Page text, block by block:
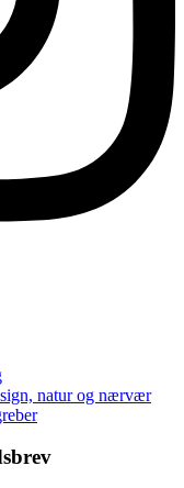
natur og nærvær